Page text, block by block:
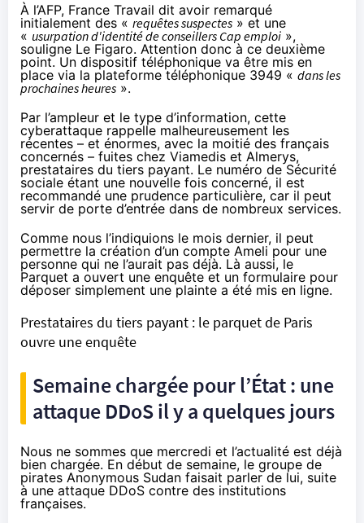
À l’AFP, France Travail dit avoir remarqué
initialement des « requêtes suspectes » et une
« usurpation d'identité de conseillers Cap emploi »,
souligne Le Figaro. Attention donc à ce deuxième
point. Un dispositif téléphonique va être mis en
place via la plateforme téléphonique 3949 « dans les
prochaines heures ».
Par l’ampleur et le type d’information, cette
cyberattaque rappelle malheureusement les
récentes – et énormes, avec la moitié des français
concernés – fuites chez Viamedis et Almerys,
prestataires du tiers payant. Le numéro de Sécurité
sociale étant une nouvelle fois concerné, il est
recommandé une prudence particulière, car il peut
servir de porte d’entrée dans de nombreux services.
Comme nous l’indiquions le mois dernier, il peut
permettre la création d’un compte Ameli pour une
personne qui ne l’aurait pas déjà. Là aussi, le
Parquet a ouvert une enquête et un formulaire pour
déposer simplement une plainte a été mis en ligne.
Prestataires du tiers payant : le parquet de Paris
ouvre une enquête
Semaine chargée pour l’État : une
attaque DDoS il y a quelques jours
Nous ne sommes que mercredi et l’actualité est déjà
bien chargée. En début de semaine, le groupe de
pirates Anonymous Sudan faisait parler de lui, suite
à une attaque DDoS contre des institutions
françaises.